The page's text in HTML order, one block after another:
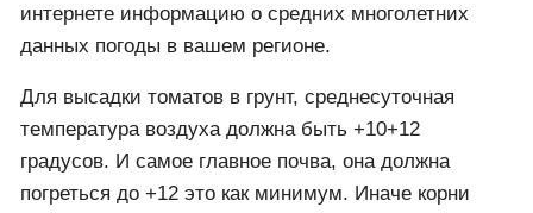
интернете информацию о средних многолетних
данных погоды в вашем регионе.
Для высадки томатов в грунт, среднесуточная
температура воздуха должна быть +10+12
градусов. И самое главное почва, она должна
погреться до +12 это как минимум. Иначе корни